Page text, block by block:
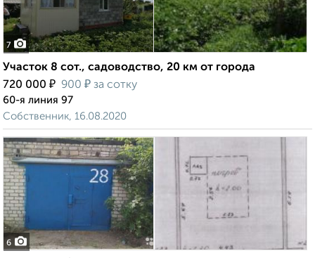
7
Участок 8 сот., садоводство, 20 км от города
720 000 ₽ 900 ₽ за сотку
60-я линия 97
Собственник, 16.08.2020
6